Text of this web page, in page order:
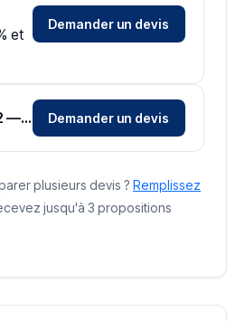
et
Demander un devis
Installateur #2 — Zone Vienne Demander un devis
plusieurs devis ? Remplissez
jusqu'à 3 propositions